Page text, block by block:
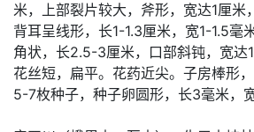
米，上部裂片较大，斧形，宽达1厘米
背耳呈线形，长1-1.3厘米，宽1-1.5毫
角状，长2.5-3厘米，口部斜钝，宽达
花丝短，扁平。花药近尖。子房棒形
5-7枚种子，种子卵圆形，长3毫米，